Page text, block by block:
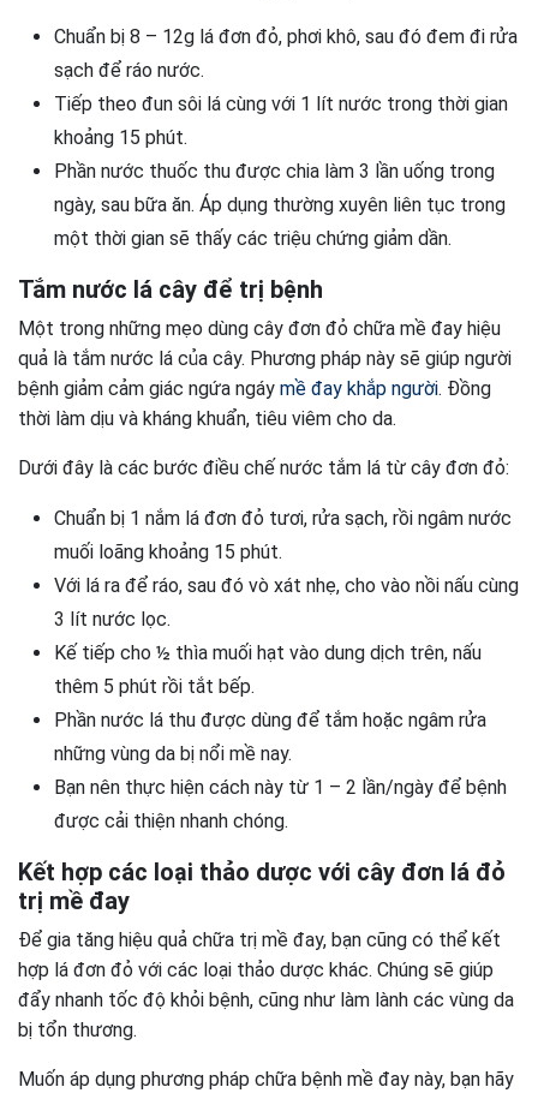
Chuẩn bị 8 – 12g lá đơn đỏ, phơi khô, sau đó đem đi rửa
sạch để ráo nước.
Tiếp theo đun sôi lá cùng với 1 lít nước trong thời gian
khoảng 15 phút.
Phần nước thuốc thu được chia làm 3 lần uống trong
ngày, sau bữa ăn. Áp dụng thường xuyên liên tục trong
một thời gian sẽ thấy các triệu chứng giảm dần.
Tắm nước lá cây để trị bệnh
Một trong những mẹo dùng cây đơn đỏ chữa mề đay hiệu
quả là tắm nước lá của cây. Phương pháp này sẽ giúp người
bệnh giảm cảm giác ngứa ngáy mề đay khắp người. Đồng
thời làm dịu và kháng khuẩn, tiêu viêm cho da.
Dưới đây là các bước điều chế nước tắm lá từ cây đơn đỏ:
Chuẩn bị 1 nắm lá đơn đỏ tươi, rửa sạch, rồi ngâm nước
muối loãng khoảng 15 phút.
Với lá ra để ráo, sau đó vò xát nhẹ, cho vào nồi nấu cùng
3 lít nước lọc.
Kế tiếp cho ½ thìa muối hạt vào dung dịch trên, nấu
thêm 5 phút rồi tắt bếp.
Phần nước lá thu được dùng để tắm hoặc ngâm rửa
những vùng da bị nổi mề nay.
Bạn nên thực hiện cách này từ 1 – 2 lần/ngày để bệnh
được cải thiện nhanh chóng.
Kết hợp các loại thảo dược với cây đơn lá đỏ
trị mề đay
Để gia tăng hiệu quả chữa trị mề đay, bạn cũng có thể kết
hợp lá đơn đỏ với các loại thảo dược khác. Chúng sẽ giúp
đẩy nhanh tốc độ khỏi bệnh, cũng như làm lành các vùng da
bị tổn thương.
Muốn áp dụng phương pháp chữa bệnh mề đay này, bạn hãy